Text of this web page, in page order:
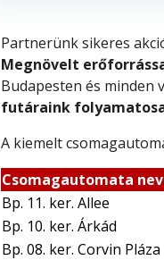
Partnerünk sikeres
Megnövelt
Budapesten és minden
futáraink
A kiemelt
Csomagautomata
Bp. 11. ker. Allee
Bp. 10. ker. Árkád
Bp. 08. ker. Corvin Pláza